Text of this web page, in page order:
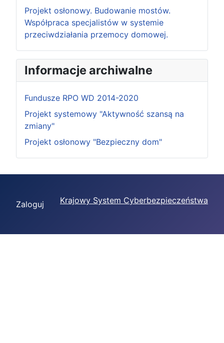
Projekt osłonowy. Budowanie mostów.
Współpraca specjalistów w systemie
przeciwdziałania przemocy domowej.
Informacje archiwalne
Fundusze RPO WD 2014-2020
Projekt systemowy "Aktywność szansą na
zmiany"
Projekt osłonowy "Bezpieczny dom"
Zaloguj Krajowy System Cyberbezpieczeństwa